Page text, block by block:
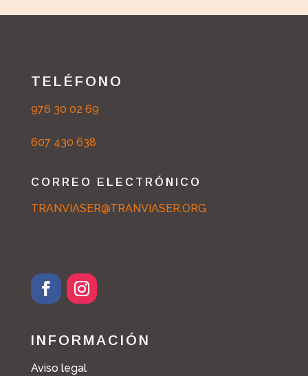
TELÉFONO
976 30 02 69
607 430 638
CORREO ELECTRÓNICO
TRANVIASER@TRANVIASER.ORG
c
b
s
a
INFORMACIÓN
Aviso legal